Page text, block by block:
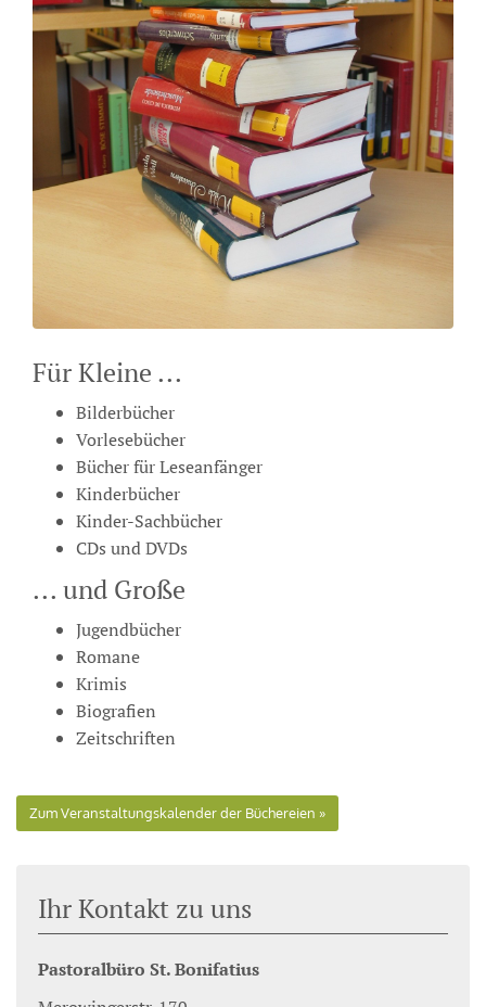
Für Kleine ...
Bilderbücher
Vorlesebücher
Bücher für Leseanfänger
Kinderbücher
Kinder-Sachbücher
CDs und DVDs
... und Große
Jugendbücher
Romane
Krimis
Biografien
Zeitschriften
Zum Veranstaltungskalender der Büchereien
Ihr Kontakt zu uns
Pastoralbüro St. Bonifatius